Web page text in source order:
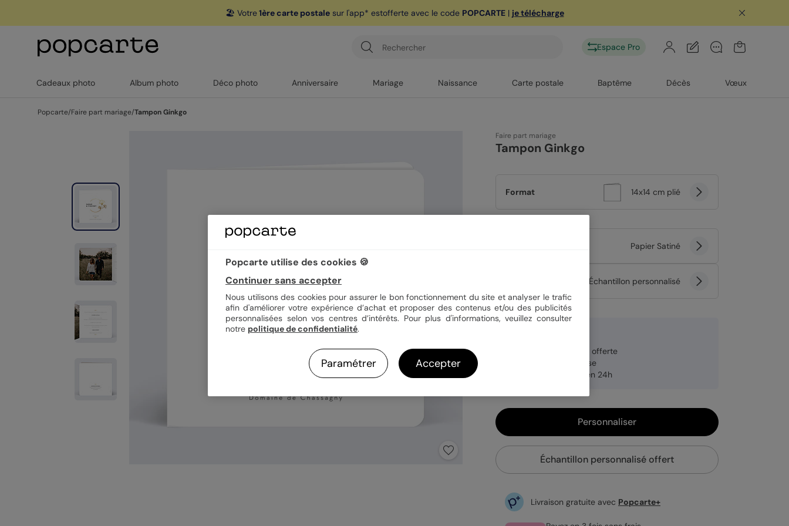
🏖️ Votre1ère carte postalesur l'app* estofferte avec le code POPCARTE| je télécharge
Espace Pro
Cadeaux photo Album photo Déco photo Anniversaire Mariage Naissance Carte postale Baptême Décès Vœux
Popcarte/Faire part mariage/Tampon Ginkgo
Faire part mariage
Tampon Ginkgo
Format 14x14 cm plié
Papier Satiné
Échantillon personnalisé
Enveloppe blanche offerte
Fabrication française
Expédition rapide en 24h
Personnaliser
Échantillon personnalisé offert
Livraison gratuite avec Popcarte+
Popcarte utilise des cookies 🍪
Continuer sans accepter
Nous utilisons des cookies pour assurer le bon fonctionnement du site et analyser le trafic
afin d'améliorer votre expérience d’achat et proposer des contenus et/ou des publicités
personnalisées selon vos centres d’intérêts. Pour plus d'informations, veuillez consulter
notre politique de confidentialité.
Paramétrer Accepter